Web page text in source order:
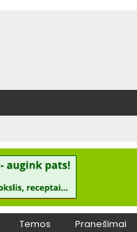
Temos Pranešimai